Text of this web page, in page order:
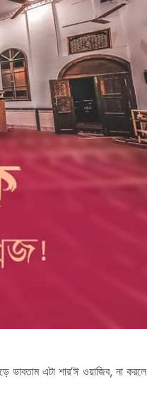
ভাবতাম এটা শার’ঈ ওয়াজিব, না করলে